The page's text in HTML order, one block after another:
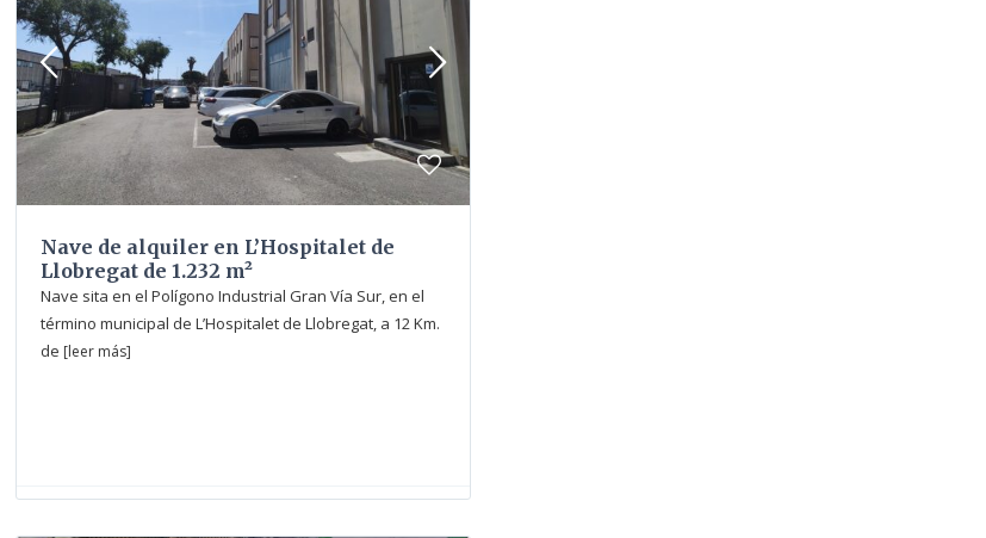
Nave de alquiler en L’Hospitalet de
Llobregat de 1.232 m²
Nave sita en el Polígono Industrial Gran Vía Sur, en el
término municipal de L’Hospitalet de Llobregat, a 12 Km.
de [leer más]